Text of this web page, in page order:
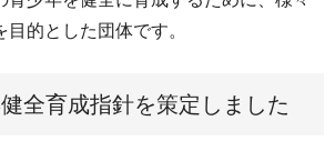
的とした団体です。
全育成指針を策定しました